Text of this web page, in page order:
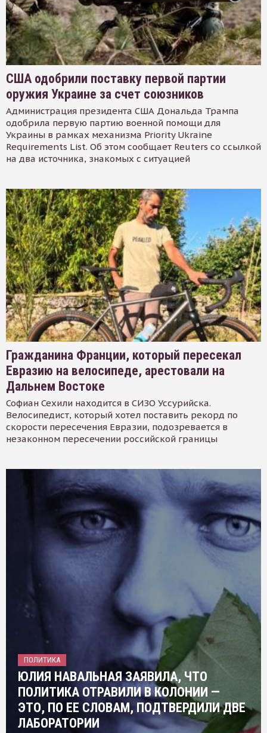
США одобрили поставку первой партии
оружия Украине за счет союзников
Администрация президента США Дональда Трампа
одобрила первую партию военной помощи для
Украины в рамках механизма Priority Ukraine
Requirements List. Об этом сообщает Reuters со ссылкой
на два источника, знакомых с ситуацией
Гражданина Франции, который пересекал
Евразию на велосипеде, арестовали на
Дальнем Востоке
Софиан Сехили находится в СИЗО Уссурийска.
Велосипедист, который хотел поставить рекорд по
скорости пересечения Евразии, подозревается в
незаконном пересечении российской границы
ПОЛИТИКА
ЮЛИЯ НАВАЛЬНАЯ ЗАЯВИЛА, ЧТО
ПОЛИТИКА ОТРАВИЛИ В КОЛОНИИ —
ЭТО, ПО ЕЕ СЛОВАМ, ПОДТВЕРДИЛИ ДВЕ
ЛАБОРАТОРИИ